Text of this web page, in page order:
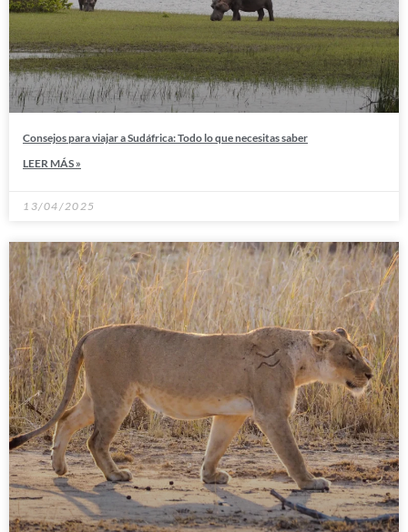
Consejos para viajar a Sudáfrica: Todo lo que necesitas saber
LEER MÁS »
13/04/2025